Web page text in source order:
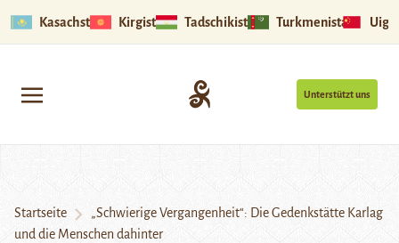
Kasachstan Kirgistan Tadschikistan Turkmenistan
Unterstützt uns
Startseite
„Schwierige Vergangenheit“: Die Gedenkstätte Karlag
und die Menschen dahinter